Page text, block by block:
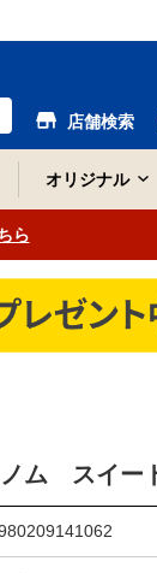
店舗検索
オリジナル
ら
ノム スイー